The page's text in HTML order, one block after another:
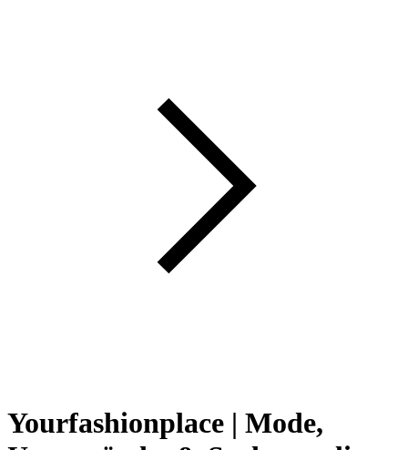
Yourfashionplace | Mode,